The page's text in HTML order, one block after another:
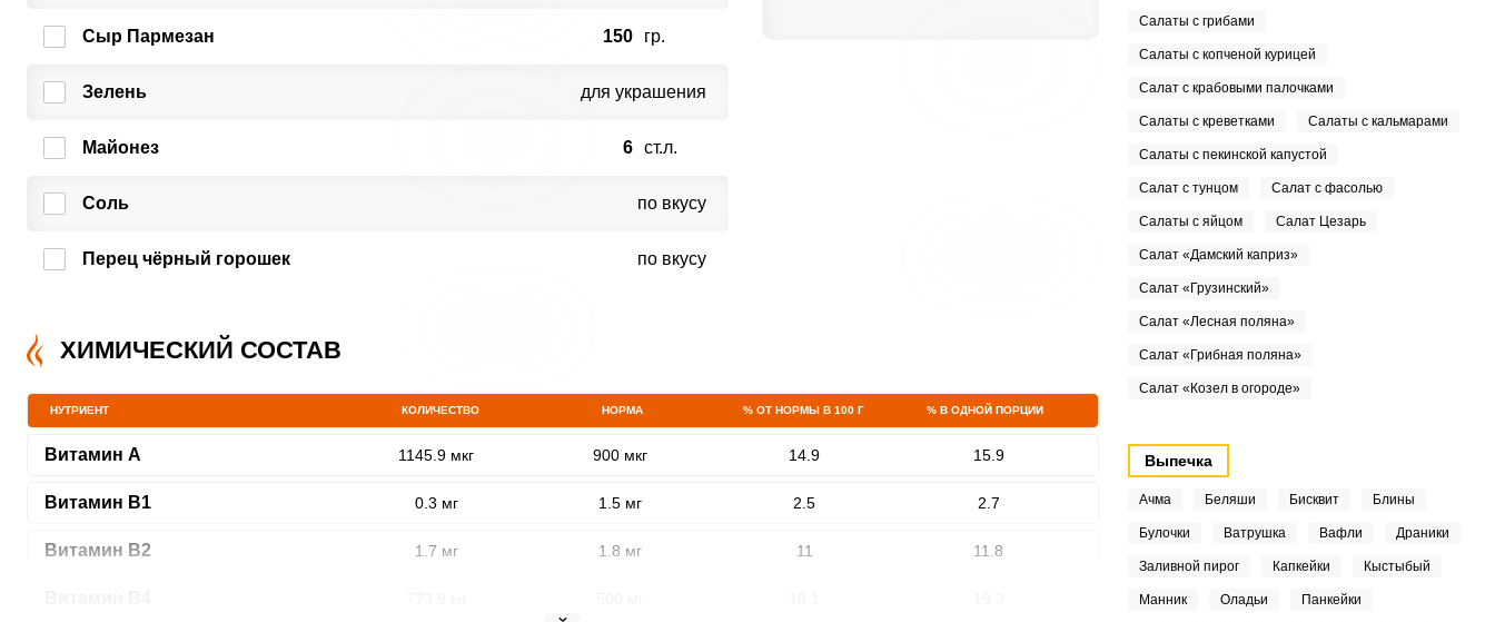
Сыр Пармезан 150 гр.
Зелень для украшения
Майонез 6 ст.л.
Соль по вкусу
Перец чёрный горошек по вкусу
ХИМИЧЕСКИЙ СОСТАВ
НУТРИЕНТ КОЛИЧЕСТВО НОРМА % ОТ НОРМЫ В 100 Г % В ОДНОЙ ПОРЦИИ
Витамин A 1145.9 мкг 900 мкг 14.9 15.9
Витамин В1 0.3 мг 1.5 мг 2.5 2.7
Витамин В2 1.7 мг 1.8 мг 11 11.8
Салаты с грибами
Салаты с копченой курицей
Салат с крабовыми палочками
Салаты с креветками Салаты с кальмарами
Салаты с пекинской капустой
Салат с тунцом Салат с фасолью
Салаты с яйцом Салат Цезарь
Салат «Дамский каприз»
Салат «Грузинский»
Салат «Лесная поляна»
Салат «Грибная поляна»
Салат «Козел в огороде»
Выпечка
Ачма Беляши Бисквит Блины
Булочки Ватрушка Вафли Драники
Заливной пирог Капкейки Кыстыбый
Манник Оладьи Панкейки